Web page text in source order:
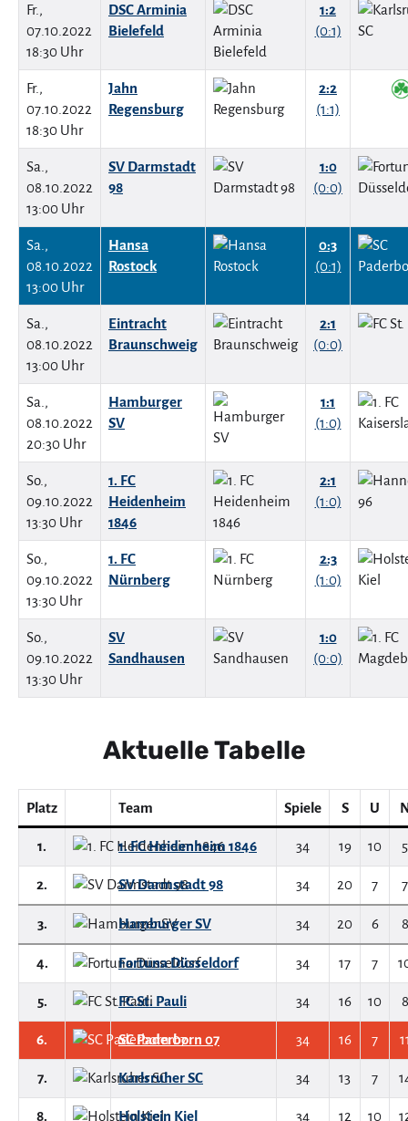
Fr.,
07.10.2022
18:30 Uhr
DSC Arminia
Bielefeld
1:2
(0:1)
Fr.,
07.10.2022
18:30 Uhr
Jahn
Regensburg
2:2
(1:1)
Sa.,
08.10.2022
13:00 Uhr
SV Darmstadt
98
1:0
(0:0)
Sa.,
08.10.2022
13:00 Uhr
Hansa
Rostock
0:3
(0:1)
Sa.,
08.10.2022
13:00 Uhr
Eintracht
Braunschweig
2:1
(0:0)
Sa.,
08.10.2022
20:30 Uhr
Hamburger
SV
1:1
(1:0)
So.,
09.10.2022
13:30 Uhr
1. FC
Heidenheim
1846
2:1
(1:0)
So.,
09.10.2022
13:30 Uhr
1. FC
Nürnberg
2:3
(1:0)
So.,
09.10.2022
13:30 Uhr
SV
Sandhausen
1:0
(0:0)
Aktuelle Tabelle
Platz Team Spiele S U
1. 1. FC Heidenheim 1846 34 19 10 5
2. SV Darmstadt 98 34 20 7 7
3. Hamburger SV 34 20 6 8
4. Fortuna Düsseldorf 34 17 7
5. FC St. Pauli 34 16 10 8
6. SC Paderborn 07 34 16 7
7. Karlsruher SC 34 13 7
8. Holstein Kiel 34 12 10